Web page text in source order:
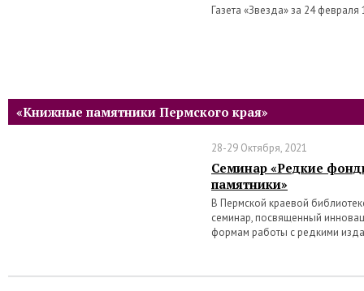
Газета «Звезда» за 24 февраля
«Книжные памятники Пермского края»
28-29 Октября, 2021
Семинар «Редкие
памятники»
В Пермской краевой
семинар, посвященный
формам работы с редкими